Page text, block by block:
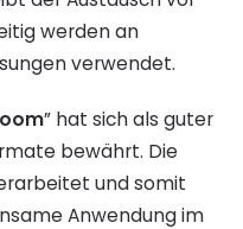
werden an
verwendet.
” hat sich als guter
bewährt. Die
und somit
Anwendung im